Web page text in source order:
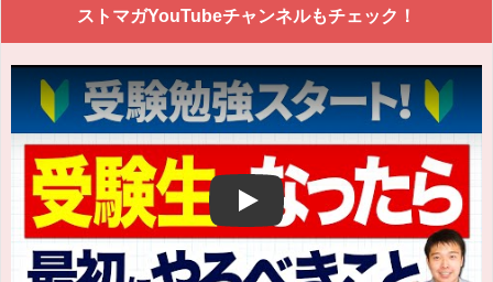
ストマガYouTubeチャンネルもチェック！
Play